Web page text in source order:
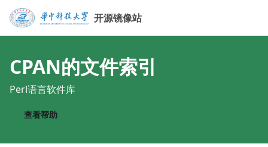
开源镜像站
CPAN的文件索引
Perl语言软件库
查看帮助